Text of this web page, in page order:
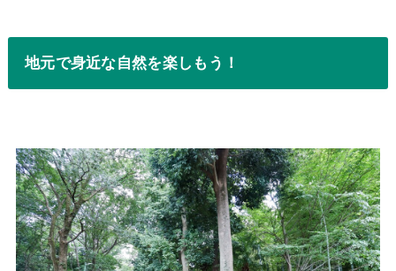
地元で身近な自然を楽しもう！